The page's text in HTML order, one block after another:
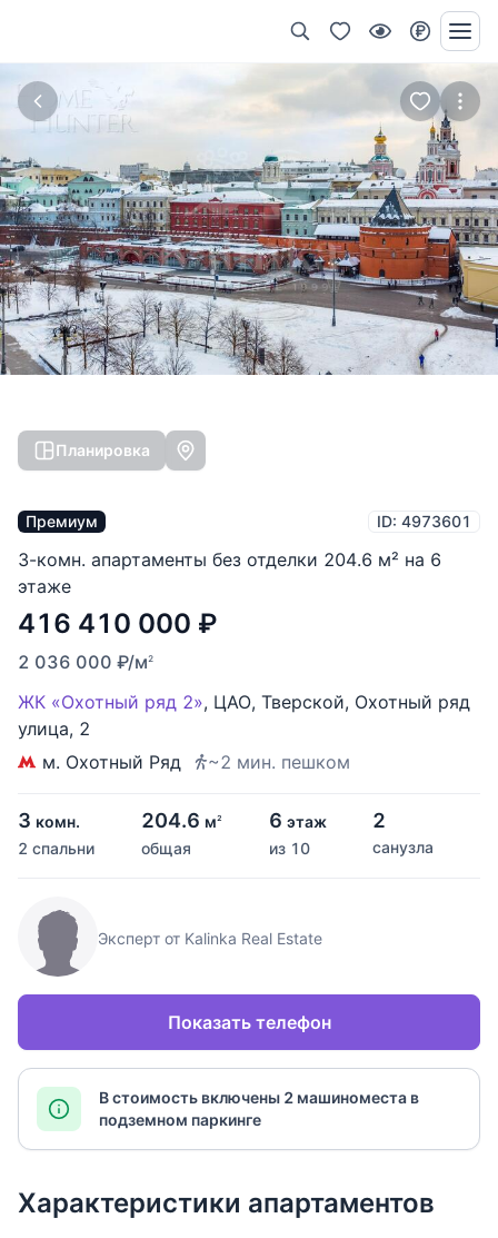
Планировка
Премиум ID: 4973601
3-комн. апартаменты без отделки 204.6 м² на 6
этаже
416 410 000 ₽
2 036 000 ₽/м2
ЖК «Охотный ряд 2», ЦАО, Тверской, Охотный ряд
улица, 2
м. Охотный Ряд
~2 мин. пешком
3 комн.
2 спальни
204.6 м2
общая
6 этаж
из 10
2
санузла
Эксперт от Kalinka Real Estate
Показать телефон
В стоимость включены 2 машиноместа в
подземном паркинге
Характеристики апартаментов